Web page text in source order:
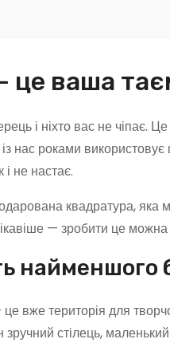
це ваша
і ніхто вас не
нас роками
і не настає.
квадратура, яка
— зробити це
найменшого
вже територія для
стілець,